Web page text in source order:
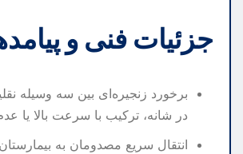
جزئیات فنی و
برخورد زنجیره‌ای بین سه وسیله
در شانه، ترکیب با سرعت بالا یا
انتقال سریع مصدومان به